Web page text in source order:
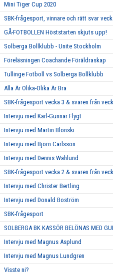
Mini Tiger Cup 2020
SBK-frågesport, vinnare och rätt svar
GÅ-FOTBOLLEN Höststarten skjuts upp!
Solberga Bollklubb - Unite Stockholm
Föreläsningen Coachande Föräldraskap
Tullinge Fotboll vs Solberga Bollklubb
Alla Är Olika-Olika Är Bra
SBK-frågesport vecka 3 & svaren från
Intervju med Karl-Gunnar Flygt
Intervju med Martin Blonski
Intervju med Björn Carlsson
Intervju med Dennis Wahlund
SBK-frågesport vecka 2 & svaren från
Intervju med Christer Bertling
Intervju med Donald Boström
SBK-frågesport
SOLBERGA BK KASSÖR BELÖNAS MED
Intervju med Magnus Asplund
Intervju med Magnus Lundgren
Visste ni?